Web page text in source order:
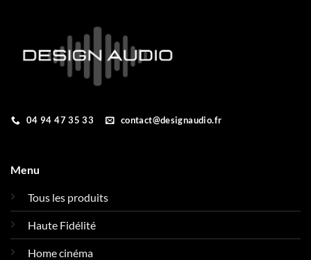
04 94 47 35 33 contact@designaudio.fr
Menu
Tous les produits
Haute Fidélité
Home cinéma